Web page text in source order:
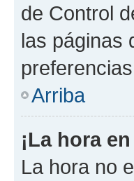
de Control
las páginas
Arriba
¡La hora
La hora no